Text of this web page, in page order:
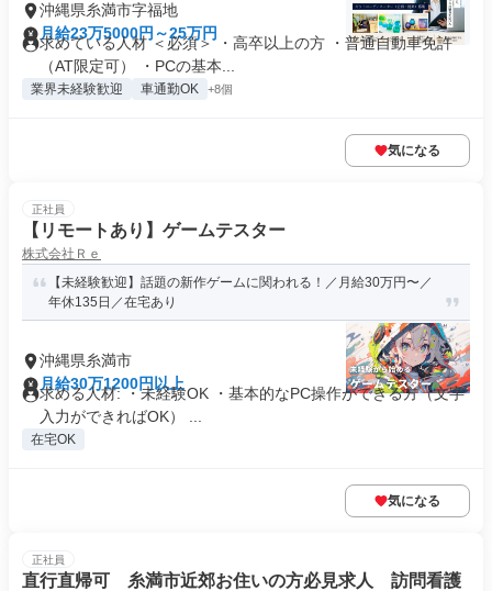
沖縄県糸満市字福地
月給23万5000円～25万円
求めている人材 ＜必須＞ ・高卒以上の方 ・普通自動車免許
（AT限定可） ・PCの基本...
業界未経験歓迎 車通勤OK +8個
気になる
正社員
【リモートあり】ゲームテスター
株式会社Ｒｅ
【未経験歓迎】話題の新作ゲームに関われる！／月給30万円〜／
年休135日／在宅あり
沖縄県糸満市
月給30万1200円以上
求める人材: ・未経験OK ・基本的なPC操作ができる方（文字
入力ができればOK） ...
在宅OK
気になる
正社員
直行直帰可 糸満市近郊お住いの方必見求人 訪問看護